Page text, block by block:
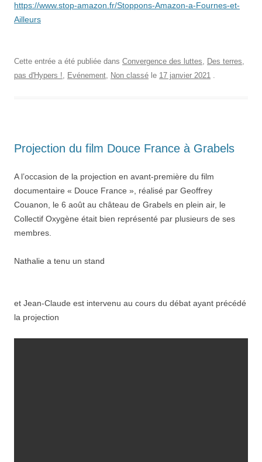
https://www.stop-amazon.fr/Stoppons-Amazon-a-Fournes-et-
Ailleurs
Cette entrée a été publiée dans Convergence des luttes, Des terres,
pas d'Hypers !, Evénement, Non classé le 17 janvier 2021 .
Projection du film Douce France à Grabels
A l’occasion de la projection en avant-première du film
documentaire « Douce France », réalisé par Geoffrey
Couanon, le 6 août au château de Grabels en plein air, le
Collectif Oxygène était bien représenté par plusieurs de ses
membres.
Nathalie a tenu un stand
et Jean-Claude est intervenu au cours du débat ayant précédé
la projection